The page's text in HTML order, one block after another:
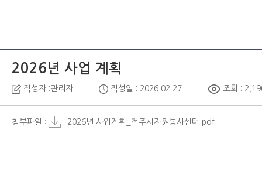
2026년 사업 계획
작성자 :관리자 작성일 : 2026.02.27 조회 :
첨부파일 : 2026년 사업계획_전주시자원봉사센터.pdf